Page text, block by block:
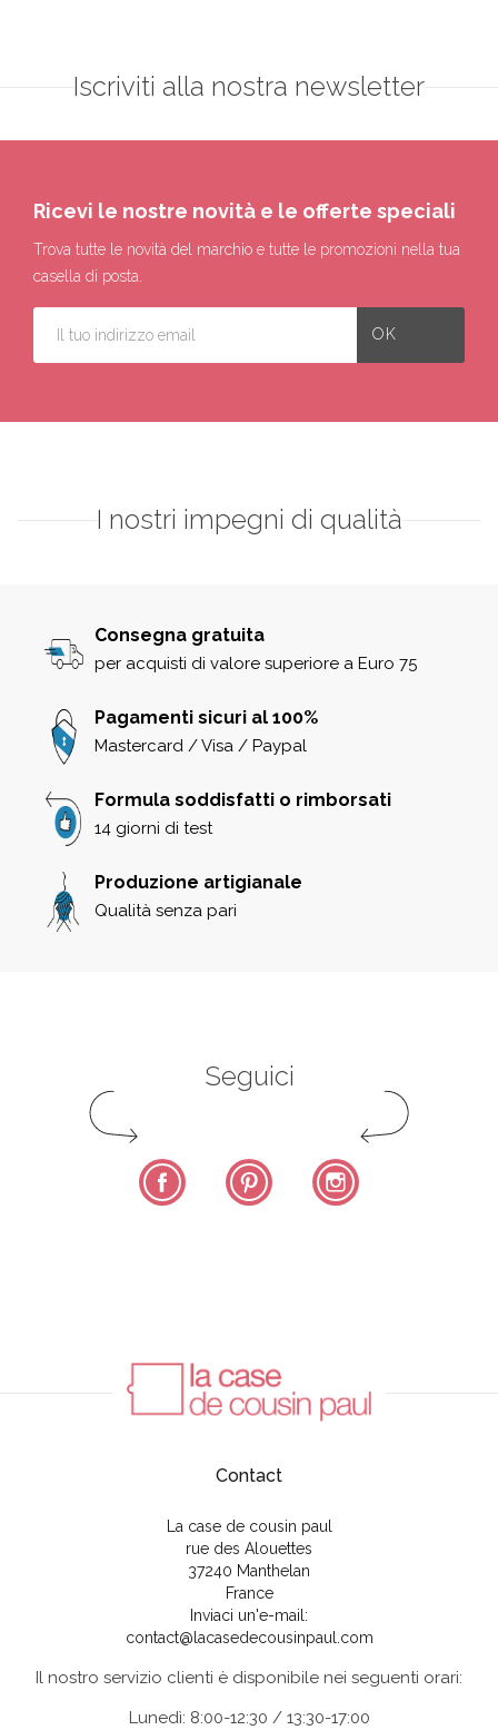
Iscriviti alla nostra newsletter
Ricevi le nostre novità e le offerte speciali
Trova tutte le novità del marchio e tutte le promozioni nella tua
casella di posta.
I nostri impegni di qualità
Consegna gratuita
per acquisti di valore superiore a Euro 75
Pagamenti sicuri al 100%
Mastercard / Visa / Paypal
Formula soddisfatti o rimborsati
14 giorni di test
Produzione artigianale
Qualità senza pari
Seguici
Facebook Pinterest
Contact
La case de cousin paul
rue des Alouettes
37240 Manthelan
France
Inviaci un'e-mail:
contact@lacasedecousinpaul.com
Il nostro servizio clienti è disponibile nei seguenti orari:
Lunedì: 8:00-12:30 / 13:30-17:00